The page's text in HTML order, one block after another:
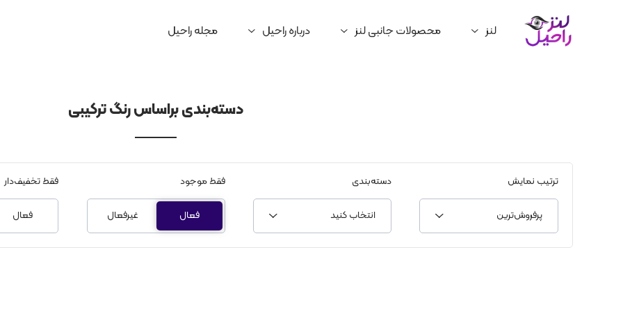
لنز
محصولات جانبی لنز درباره راحیل مجله راحیل
دسته‌بندی براساس رنگ ترکیبی
ترتیب نمایش
پرفروش‌‌ترین
دسته‌بندی
انتخاب کنید
فقط موجود
فعال غیرفعال
فقط تخفیف‌دار
فعال